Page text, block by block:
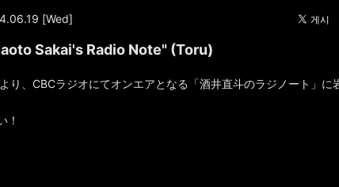
[Wed]
Sakai's Radio Note" (Toru)
り、CBCラジオにてオンエアとなる「酒井直斗のラジノート」に
！